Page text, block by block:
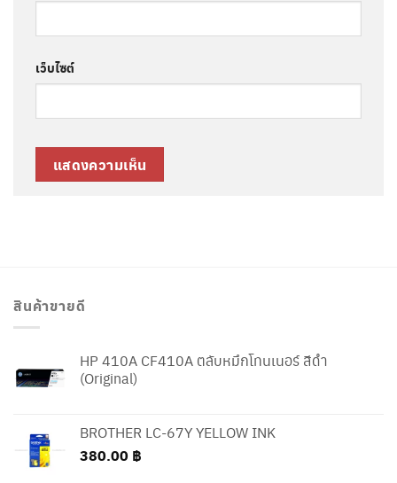
เว็บไซต์
สินค้าขายดี
HP 410A CF410A ตลับหมึกโทนเนอร์ สีดำ
(Original)
BROTHER LC-67Y YELLOW INK
380.00 ฿